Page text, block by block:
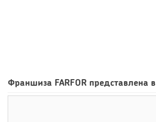
2026 году:...
Франшиза FARFOR представлена в